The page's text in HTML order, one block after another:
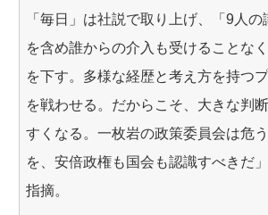
「毎日」は社説で取り上げ、「9人
を含め誰からの介入も受けることな
を下す。多様な経歴と考え方を持つ
を戦わせる。だからこそ、大きな判
すくなる。一枚岩の政策委員会は危
を、安倍政権も国会も認識すべきだ
指摘。